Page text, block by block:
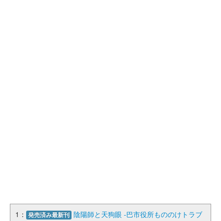
1： 発売済み最新刊 陰陽師と天狗眼 -巴市役所もののけトラブ